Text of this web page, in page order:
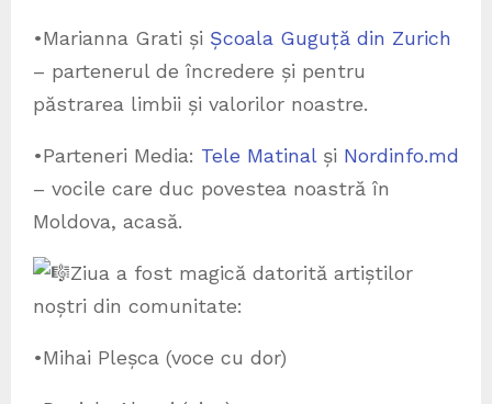
•Marianna Grati și Școala Guguță din Zurich
– partenerul de încredere și pentru
păstrarea limbii și valorilor noastre.
•Parteneri Media: Tele Matinalși Nordinfo.md
– vocile care duc povestea noastră în
Moldova, acasă.
Ziua a fost magică datorită artiștilor
noștri din comunitate:
•Mihai Pleșca (voce cu dor)